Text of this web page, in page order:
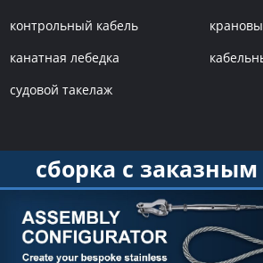
контрольный кабель
канатная лебедка
судовой такелаж
сборка с